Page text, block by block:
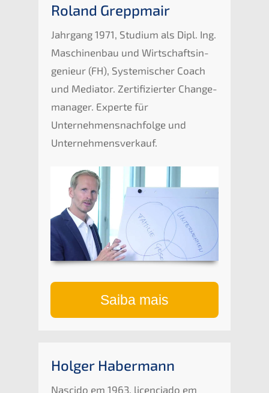
Roland Grepp­mair
Jahrgang 1971, Studi­um als Dipl. Ing.
Maschi­nen­bau und Wirtschafts­in­
ge­nieur (FH), Syste­mi­scher Coach
und Media­tor. Zerti­fi­zier­ter Change­
ma­na­ger. Exper­te für
Unternehmens­nachfolge und
Unternehmensverkauf.
Saiba mais
Holger Haber­mann
Nasci­do em 1963, licen­cia­do em